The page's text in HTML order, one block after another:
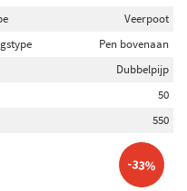
Veerpoot
Pen bovenaan
Dubbelpijp
50
550
-33%